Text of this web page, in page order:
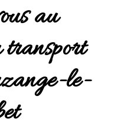
au
transport
le-